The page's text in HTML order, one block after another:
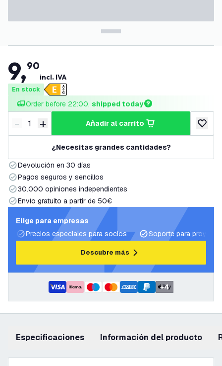
9,90
incl. IVA
En stock
Order before 22:00, shipped today
Disminuir cantidad
- Aumentar cantidad
+ añadir al carrito
añadir
¿Necesitas grandes cantidades?
Devolución en 30 días
Pagos seguros y sencillos
30.000 opiniones independientes
Envío gratuito a partir de 50€
Elige para empresas
Precios especiales para socios
Soporte para
Descubre más
+4
Especificaciones información del producto